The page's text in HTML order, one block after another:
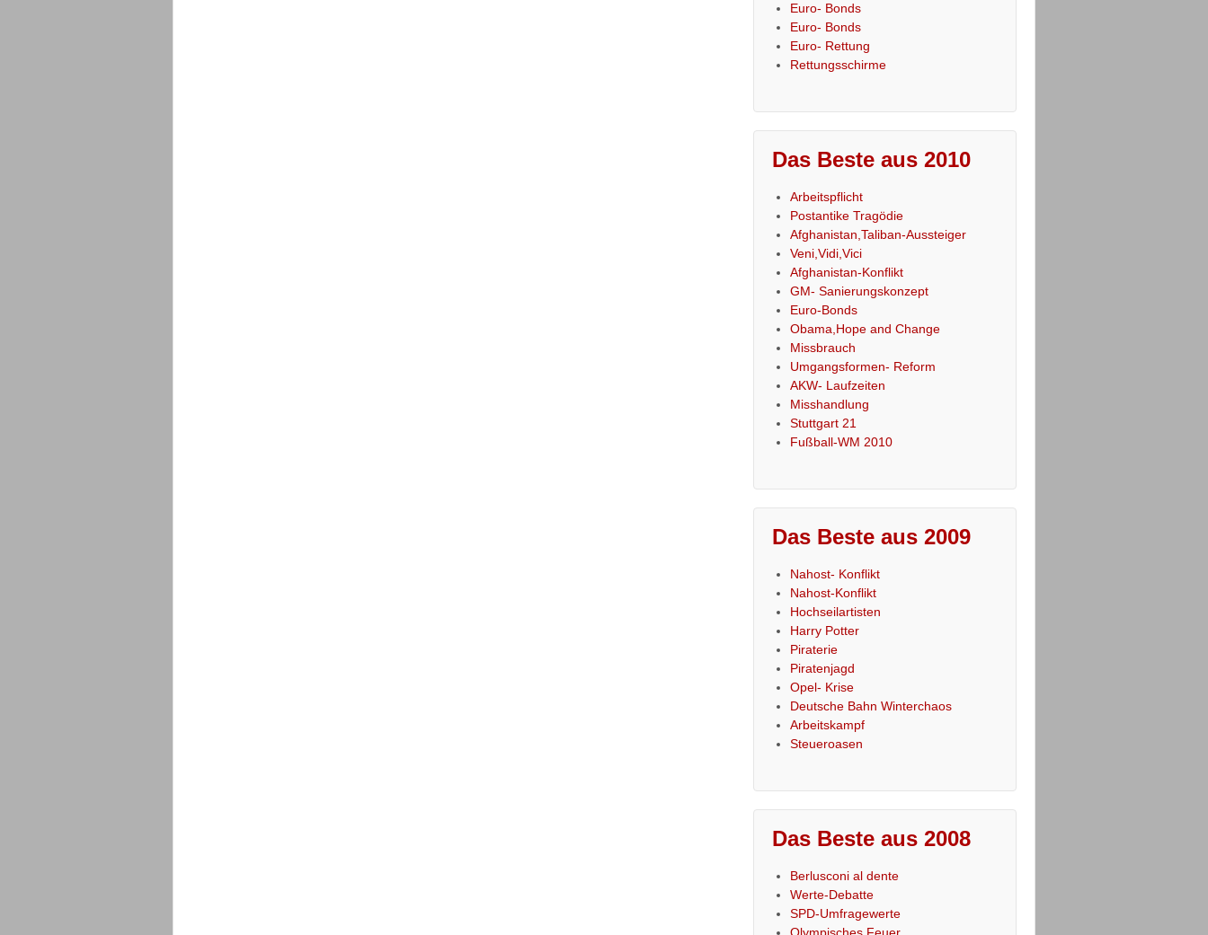
Euro- Bonds
Euro- Bonds
Euro- Rettung
Rettungsschirme
Das Beste aus 2010
Arbeitspflicht
Postantike Tragödie
Afghanistan,Taliban-Aussteiger
Veni,Vidi,Vici
Afghanistan-Konflikt
GM- Sanierungskonzept
Euro-Bonds
Obama,Hope and Change
Missbrauch
Umgangsformen- Reform
AKW- Laufzeiten
Misshandlung
Stuttgart 21
Fußball-WM 2010
Das Beste aus 2009
Nahost- Konflikt
Nahost-Konflikt
Hochseilartisten
Harry Potter
Piraterie
Piratenjagd
Opel- Krise
Deutsche Bahn Winterchaos
Arbeitskampf
Steueroasen
Das Beste aus 2008
Berlusconi al dente
Werte-Debatte
SPD-Umfragewerte